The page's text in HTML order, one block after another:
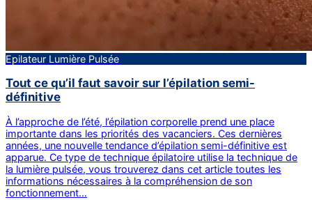
Epilateur Lumière Pulsée
Tout ce qu’il faut savoir sur l’épilation semi-
définitive
À l’approche de l’été, l’épilation corporelle prend une place
importante dans les priorités des vacanciers. Ces dernières
années, une nouvelle tendance d’épilation semi-définitive est
apparue. Ce type de technique épilatoire utilise la technique de
la lumière pulsée, vous trouverez dans cet article toutes les
informations nécessaires à la compréhension de son
fonctionnement…